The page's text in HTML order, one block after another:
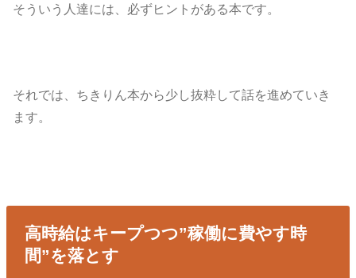
そういう人達には、必ずヒントがある本です。
それでは、ちきりん本から少し抜粋して話を進めていき
ます。
高時給はキープつつ”稼働に費やす時
間”を落とす